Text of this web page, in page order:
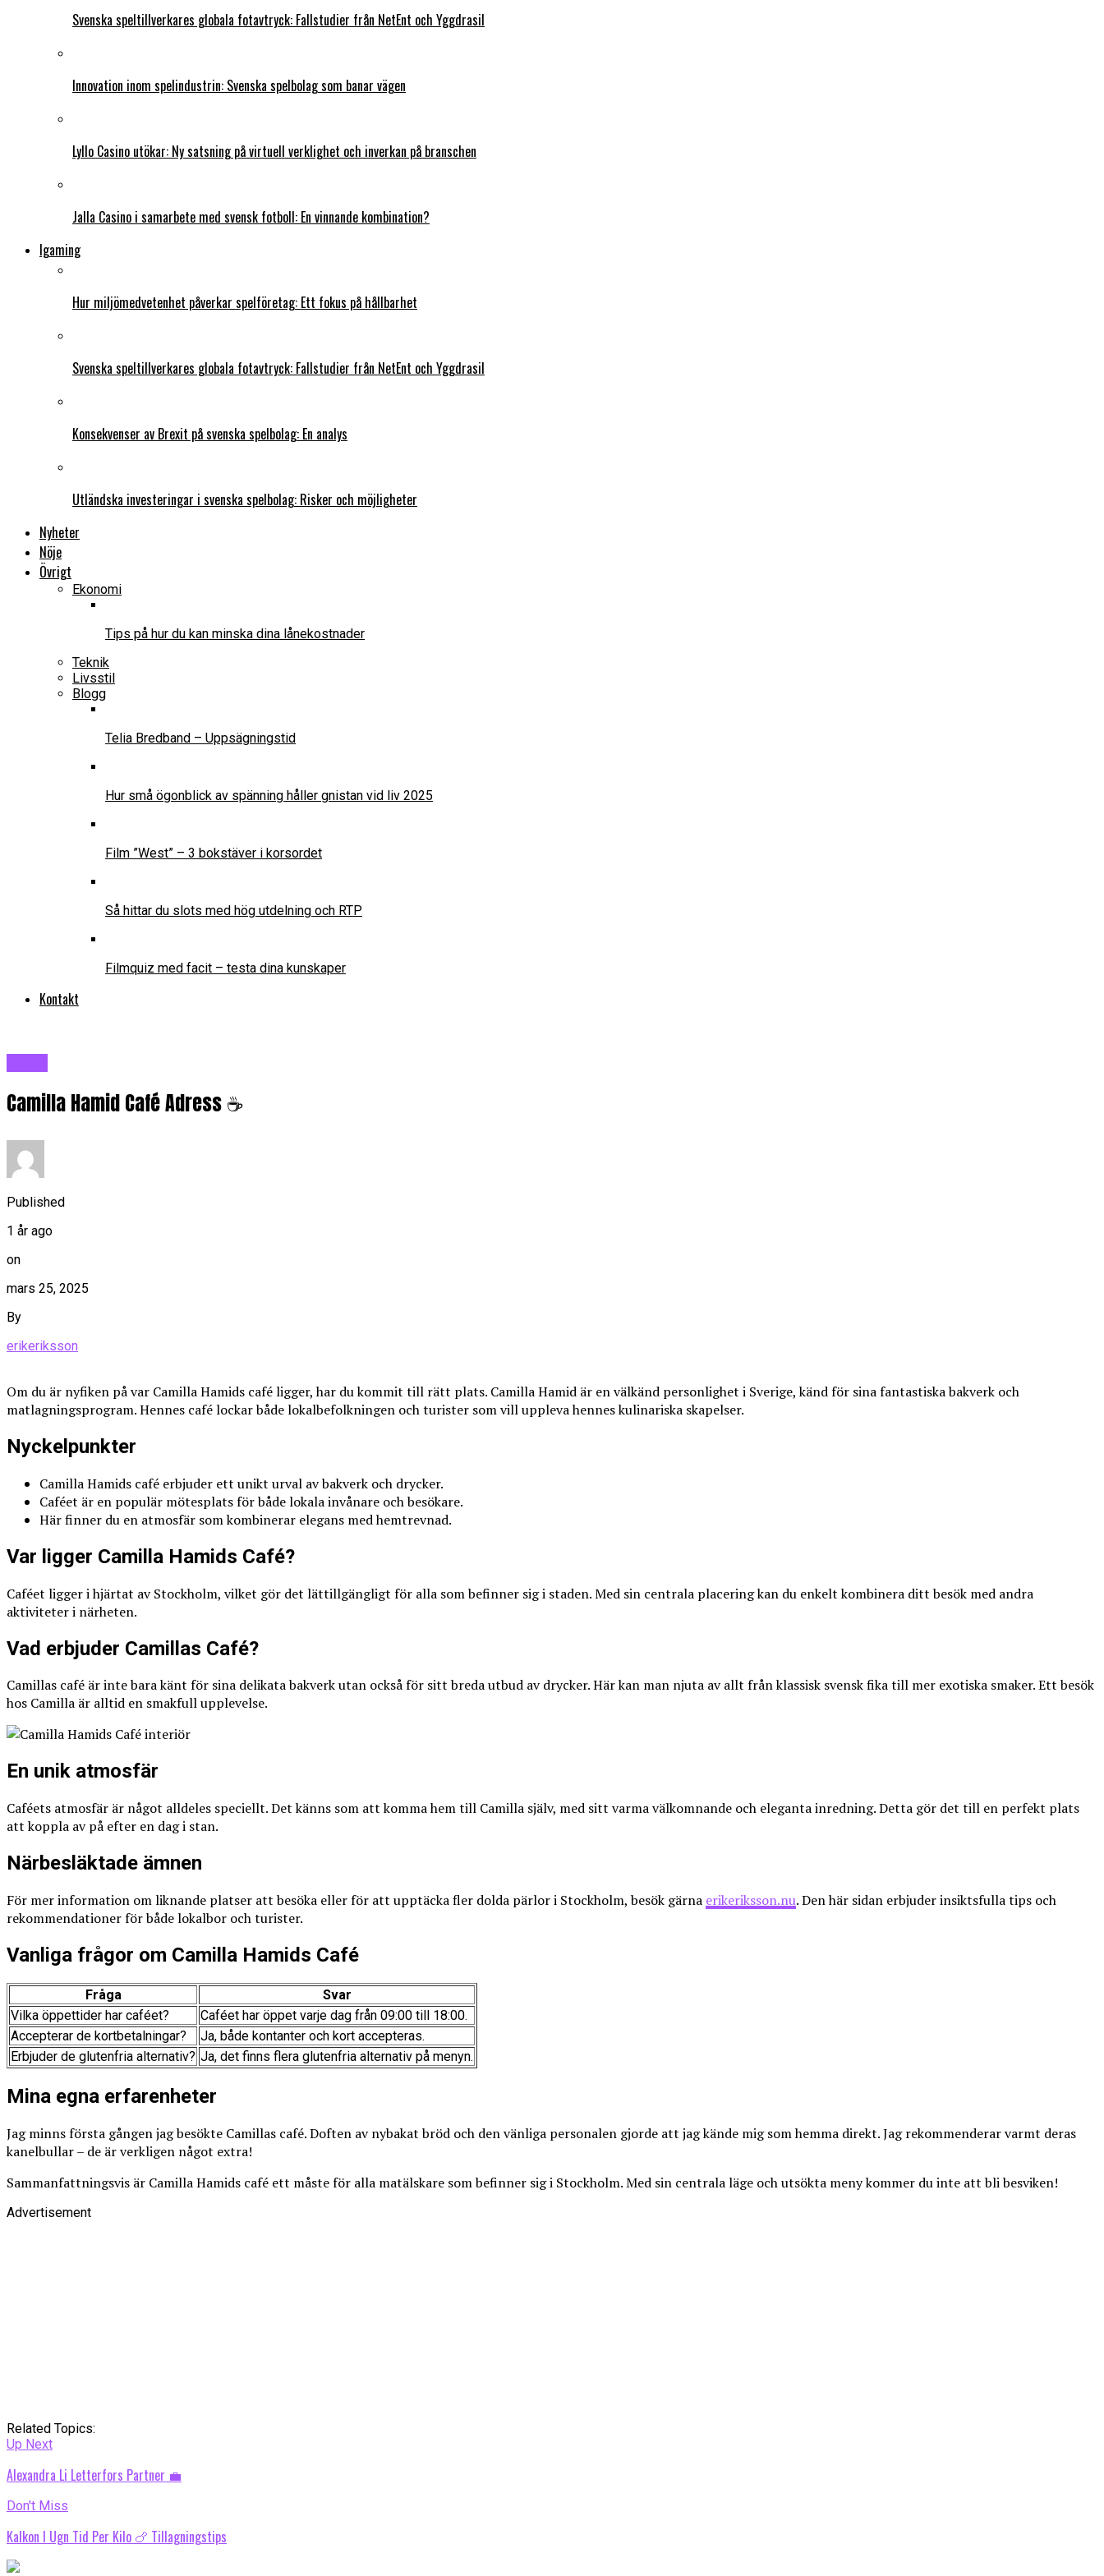
Svenska speltillverkares globala fotavtryck: Fallstudier från NetEnt och Yggdrasil
Innovation inom spelindustrin: Svenska spelbolag som banar vägen
Lyllo Casino utökar: Ny satsning på virtuell verklighet och inverkan på branschen
Jalla Casino i samarbete med svensk fotboll: En vinnande kombination?
Igaming
Hur miljömedvetenhet påverkar spelföretag: Ett fokus på hållbarhet
Svenska speltillverkares globala fotavtryck: Fallstudier från NetEnt och Yggdrasil
Konsekvenser av Brexit på svenska spelbolag: En analys
Utländska investeringar i svenska spelbolag: Risker och möjligheter
Nyheter
Nöje
Övrigt
Ekonomi
Tips på hur du kan minska dina lånekostnader
Teknik
Livsstil
Blogg
Telia Bredband – Uppsägningstid
Hur små ögonblick av spänning håller gnistan vid liv 2025
Film ”West” – 3 bokstäver i korsordet
Så hittar du slots med hög utdelning och RTP
Filmquiz med facit – testa dina kunskaper
Kontakt
Camilla Hamid Café Adress ☕️
Published
1 år ago
on
mars 25, 2025
By
erikeriksson
Om du är nyfiken på var Camilla Hamids café ligger, har du kommit till rätt plats. Camilla Hamid är en välkänd personlighet i Sverige, känd för sina fantastiska bakverk och
matlagningsprogram. Hennes café lockar både lokalbefolkningen och turister som vill uppleva hennes kulinariska skapelser.
Nyckelpunkter
Camilla Hamids café erbjuder ett unikt urval av bakverk och drycker.
Caféet är en populär mötesplats för både lokala invånare och besökare.
Här finner du en atmosfär som kombinerar elegans med hemtrevnad.
Var ligger Camilla Hamids Café?
Caféet ligger i hjärtat av Stockholm, vilket gör det lättillgängligt för alla som befinner sig i staden. Med sin centrala placering kan du enkelt kombinera ditt besök med andra
aktiviteter i närheten.
Vad erbjuder Camillas Café?
Camillas café är inte bara känt för sina delikata bakverk utan också för sitt breda utbud av drycker. Här kan man njuta av allt från klassisk svensk fika till mer exotiska smaker. Ett besök
hos Camilla är alltid en smakfull upplevelse.
En unik atmosfär
Caféets atmosfär är något alldeles speciellt. Det känns som att komma hem till Camilla själv, med sitt varma välkomnande och eleganta inredning. Detta gör det till en perfekt plats
att koppla av på efter en dag i stan.
Närbesläktade ämnen
För mer information om liknande platser att besöka eller för att upptäcka fler dolda pärlor i Stockholm, besök gärna erikeriksson.nu. Den här sidan erbjuder insiktsfulla tips och
rekommendationer för både lokalbor och turister.
Vanliga frågor om Camilla Hamids Café
Fråga
Svar
Vilka öppettider har caféet?
Caféet har öppet varje dag från 09:00 till 18:00.
Accepterar de kortbetalningar?
Ja, både kontanter och kort accepteras.
Erbjuder de glutenfria alternativ? Ja, det finns flera glutenfria alternativ på menyn.
Mina egna erfarenheter
Jag minns första gången jag besökte Camillas café. Doften av nybakat bröd och den vänliga personalen gjorde att jag kände mig som hemma direkt. Jag rekommenderar varmt deras
kanelbullar – de är verkligen något extra!
Sammanfattningsvis är Camilla Hamids café ett måste för alla matälskare som befinner sig i Stockholm. Med sin centrala läge och utsökta meny kommer du inte att bli besviken!
Advertisement
Related Topics:
Up Next
Alexandra Li Letterfors Partner 💼
Don't Miss
Kalkon I Ugn Tid Per Kilo 🍗 Tillagningstips